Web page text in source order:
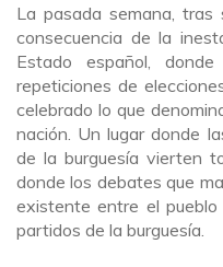
La pasada semana, tras
consecuencia de la
Estado español,
repeticiones de
celebrado lo que
nación. Un lugar donde
de la burguesía vierten
donde los debates que
existente entre el
partidos de la burguesía.